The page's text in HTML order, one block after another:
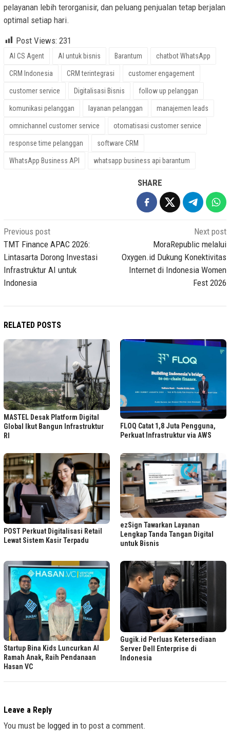
pelayanan lebih terorganisir, dan peluang penjualan tetap berjalan
optimal setiap hari.
Post Views: 231
AI CS Agent AI untuk bisnis Barantum chatbot WhatsApp
CRM Indonesia CRM terintegrasi customer engagement
customer service Digitalisasi Bisnis follow up pelanggan
komunikasi pelanggan layanan pelanggan manajemen leads
omnichannel customer service otomatisasi customer service
response time pelanggan software CRM
WhatsApp Business API whatsapp business api barantum
SHARE
Post
navigation
Previous post
TMT Finance APAC 2026:
Lintasarta Dorong Investasi
Infrastruktur AI untuk
Indonesia
Next post
MoraRepublic melalui
Oxygen.id Dukung Konektivitas
Internet di Indonesia Women
Fest 2026
RELATED POSTS
MASTEL Desak Platform Digital
Global Ikut Bangun Infrastruktur
RI
FLOQ Catat 1,8 Juta Pengguna,
Perkuat Infrastruktur via AWS
POST Perkuat Digitalisasi Retail
Lewat Sistem Kasir Terpadu
ezSign Tawarkan Layanan
Lengkap Tanda Tangan Digital
untuk Bisnis
Startup Bina Kids Luncurkan AI
Ramah Anak, Raih Pendanaan
Hasan VC
Gugik.id Perluas Ketersediaan
Server Dell Enterprise di
Indonesia
Leave a Reply
You must be logged in to post a comment.